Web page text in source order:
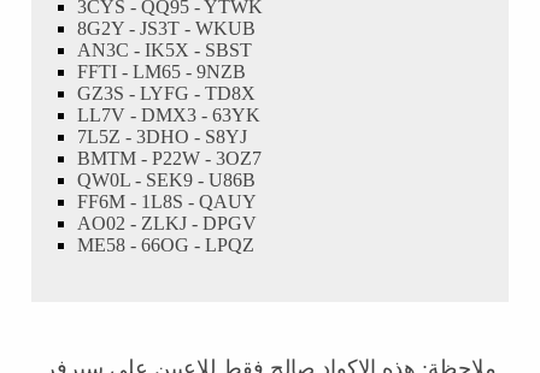
3CYS - QQ95 - YTWK
8G2Y - JS3T - WKUB
AN3C - IK5X - SBST
FFTI - LM65 - 9NZB
GZ3S - LYFG - TD8X
LL7V - DMX3 - 63YK
7L5Z - 3DHO - S8YJ
BMTM - P22W - 3OZ7
QW0L - SEK9 - U86B
FF6M - 1L8S - QAUY
AO02 - ZLKJ - DPGV
ME58 - 66OG - LPQZ